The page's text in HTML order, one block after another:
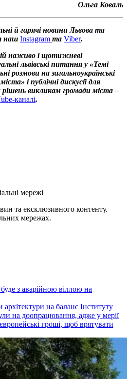
Ольга Коваль
й гарячі новини Львова та
наш Instagram та Viber.
наживо і щотижневі
львівські питання у «Темі
розмови на загальноукраїнські
і публічні дискусії для
викликам громади міста –
каналі.
мережі
та ексклюзивного контенту.
мережах.
з аварійною віллою на
на баланс Інституту
на доопрацювання, адже у мерії
гроші, щоб врятувати